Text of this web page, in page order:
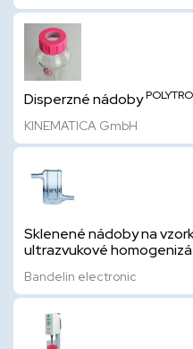
Disperzné nádoby
KINEMATICA GmbH
Sklenené nádoby na
ultrazvukové
Bandelin electronic